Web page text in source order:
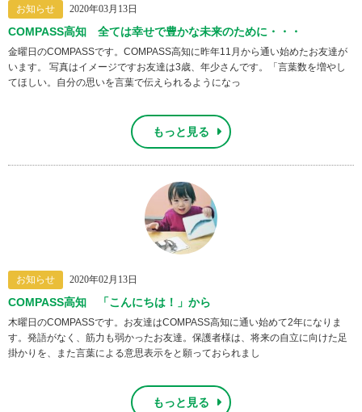
お知らせ 2020年03月13日
COMPASS高知 全ては幸せで豊かな未来のために・・・
金曜日のCOMPASSです。COMPASS高知に昨年11月から通い始めたお友達が
います。 写真はイメージですお友達は3歳、年少さんです。「言葉数を増やし
てほしい。自分の思いを言葉で伝えられるようになっ
もっと見る
お知らせ 2020年02月13日
COMPASS高知 「こんにちは！」から
木曜日のCOMPASSです。お友達はCOMPASS高知に通い始めて2年になりま
す。発語がなく、筋力も弱かったお友達。保護者様は、将来の自立に向けた足
掛かりを、また言葉による意思表示をと願っておられまし
もっと見る